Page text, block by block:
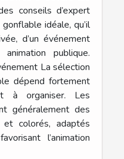
conseils d’expert
idéale, qu’il
d’un événement
animation publique.
La sélection
dépend fortement
à organiser. Les
généralement des
et colorés, adaptés
l’animation